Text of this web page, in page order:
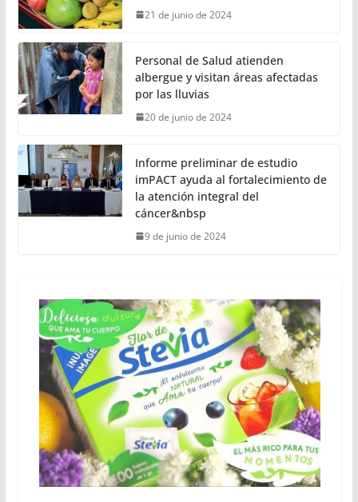
21 de junio de 2024
Personal de Salud atienden
albergue y visitan áreas afectadas
por las lluvias
20 de junio de 2024
Informe preliminar de estudio
imPACT ayuda al fortalecimiento de
la atención integral del
cáncer&nbsp
9 de junio de 2024